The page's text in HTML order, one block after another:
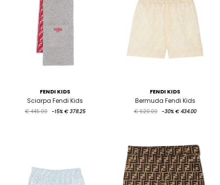
FENDI KIDS
Sciarpa Fendi Kids
€ 445.00 -15% € 378.25
FENDI KIDS
Bermuda Fendi Kids
€ 620.00 -30% € 434.00